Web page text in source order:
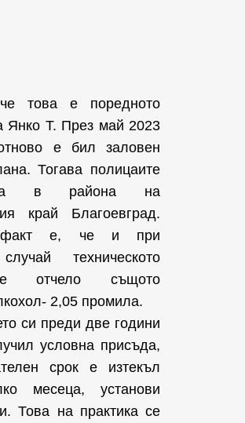
това е поредното
Янко Т. През май 2023
е бил заловен
Тогава полицаите
в района на
край Благоевград.
факт е, че и при
техническото
отчело същото
2,05 промила.
си преди две години
условна присъда,
срок е изтекъл
месеца, установи
Това на практика се